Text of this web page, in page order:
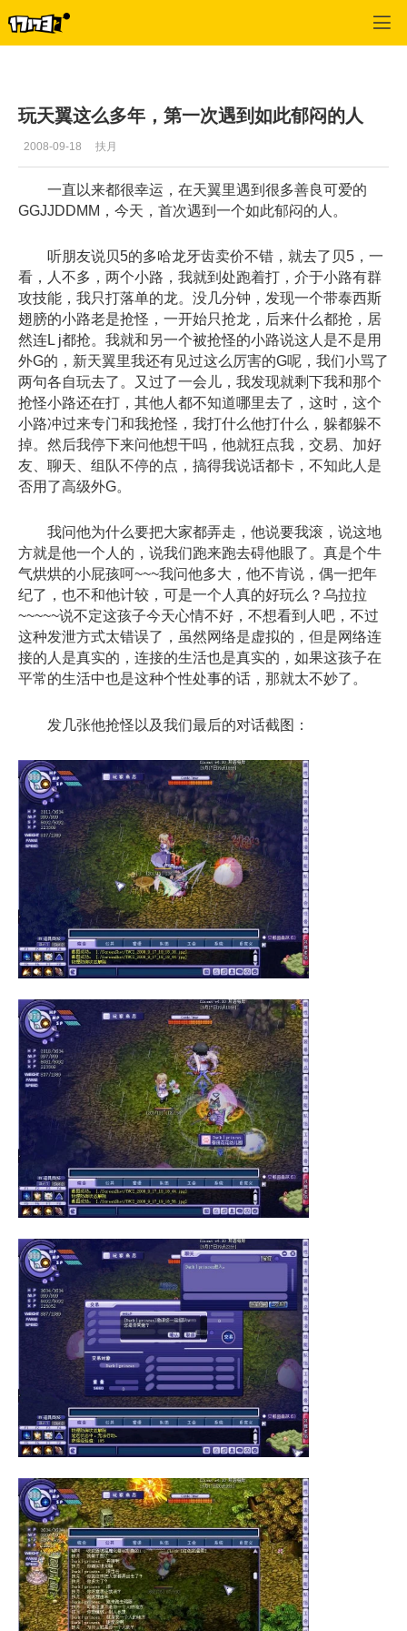
玩天翼这么多年，第一次遇到如此郁闷的人
2008-09-18 扶月
一直以来都很幸运，在天翼里遇到很多善良可爱的
GGJJDDMM，今天，首次遇到一个如此郁闷的人。
听朋友说贝5的多哈龙牙齿卖价不错，就去了贝5，一
看，人不多，两个小路，我就到处跑着打，介于小路有群
攻技能，我只打落单的龙。没几分钟，发现一个带泰西斯
翅膀的小路老是抢怪，一开始只抢龙，后来什么都抢，居
然连L j都抢。我就和另一个被抢怪的小路说这人是不是用
外G的，新天翼里我还有见过这么厉害的G呢，我们小骂了
两句各自玩去了。又过了一会儿，我发现就剩下我和那个
抢怪小路还在打，其他人都不知道哪里去了，这时，这个
小路冲过来专门和我抢怪，我打什么他打什么，躲都躲不
掉。然后我停下来问他想干吗，他就狂点我，交易、加好
友、聊天、组队不停的点，搞得我说话都卡，不知此人是
否用了高级外G。
我问他为什么要把大家都弄走，他说要我滚，说这地
方就是他一个人的，说我们跑来跑去碍他眼了。真是个牛
气烘烘的小屁孩呵~~~我问他多大，他不肯说，偶一把年
纪了，也不和他计较，可是一个人真的好玩么？乌拉拉
~~~~~说不定这孩子今天心情不好，不想看到人吧，不过
这种发泄方式太错误了，虽然网络是虚拟的，但是网络连
接的人是真实的，连接的生活也是真实的，如果这孩子在
平常的生活中也是这种个性处事的话，那就太不妙了。
发几张他抢怪以及我们最后的对话截图：